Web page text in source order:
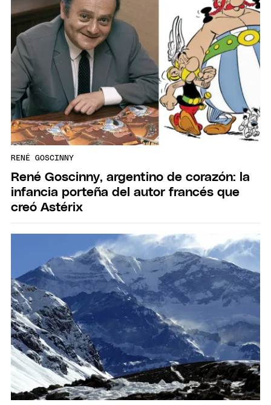
RENÉ GOSCINNY
René Goscinny, argentino de corazón: la
infancia porteña del autor francés que
creó Astérix